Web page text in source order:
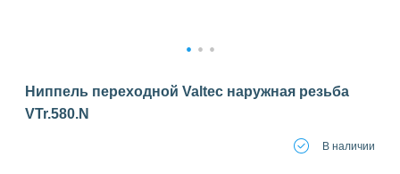
1 2 3
Ниппель переходной Valtec наружная резьба
VTr.580.N
В наличии